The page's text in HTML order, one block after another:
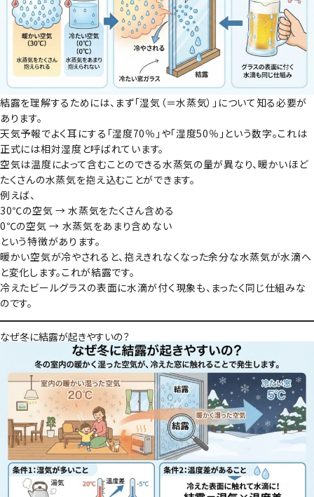
結露を理解するためには、まず「湿気（＝水蒸気）」について知る必要が
あります。
天気予報でよく耳にする「湿度70％」や「湿度50％」という数字。これは
正式には相対湿度と呼ばれています。
空気は温度によって含むことのできる水蒸気の量が異なり、暖かいほど
たくさんの水蒸気を抱え込むことができます。
例えば、
30℃の空気 → 水蒸気をたくさん含める
0℃の空気 → 水蒸気をあまり含めない
という特徴があります。
暖かい空気が冷やされると、抱えきれなくなった余分な水蒸気が水滴へ
と変化します。これが結露です。
冷えたビールグラスの表面に水滴が付く現象も、まったく同じ仕組みな
のです。
なぜ冬に結露が起きやすいの？